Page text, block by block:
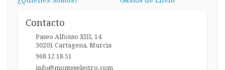
Contacto
Paseo Alfonso XIII, 14
30201 Cartagena, Murcia
968 12 18 51
info@monteselectro.com